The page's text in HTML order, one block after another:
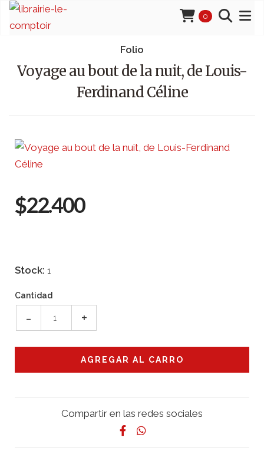
0
Folio
Voyage au bout de la nuit, de Louis-
Ferdinand Céline
$22.400
Stock: 1
Cantidad
- +
Compartir en las redes sociales